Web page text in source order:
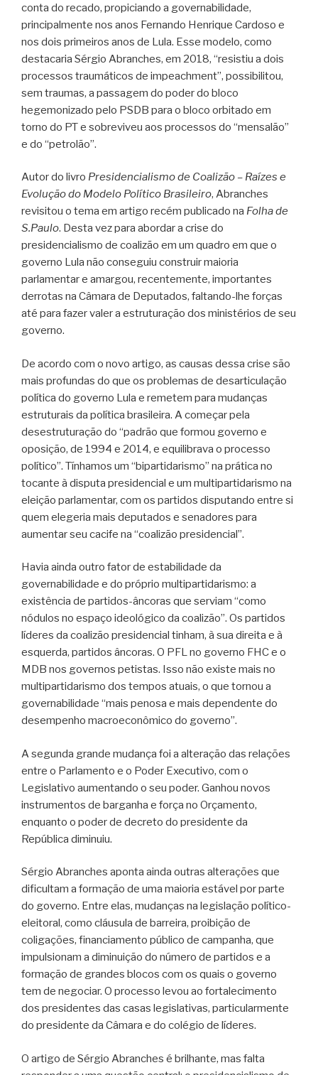
conta do recado, propiciando a governabilidade,
principalmente nos anos Fernando Henrique Cardoso e
nos dois primeiros anos de Lula. Esse modelo, como
destacaria Sérgio Abranches, em 2018, “resistiu a dois
processos traumáticos de impeachment”, possibilitou,
sem traumas, a passagem do poder do bloco
hegemonizado pelo PSDB para o bloco orbitado em
torno do PT e sobreviveu aos processos do “mensalão”
e do “petrolão”.
Autor do livro Presidencialismo de Coalizão – Raízes e
Evolução do Modelo Político Brasileiro, Abranches
revisitou o tema em artigo recém publicado na Folha de
S.Paulo. Desta vez para abordar a crise do
presidencialismo de coalizão em um quadro em que o
governo Lula não conseguiu construir maioria
parlamentar e amargou, recentemente, importantes
derrotas na Câmara de Deputados, faltando-lhe forças
até para fazer valer a estruturação dos ministérios de seu
governo.
De acordo com o novo artigo, as causas dessa crise são
mais profundas do que os problemas de desarticulação
política do governo Lula e remetem para mudanças
estruturais da política brasileira. A começar pela
desestruturação do “padrão que formou governo e
oposição, de 1994 e 2014, e equilibrava o processo
político”. Tínhamos um “bipartidarismo” na prática no
tocante à disputa presidencial e um multipartidarismo na
eleição parlamentar, com os partidos disputando entre si
quem elegeria mais deputados e senadores para
aumentar seu cacife na “coalizão presidencial”.
Havia ainda outro fator de estabilidade da
governabilidade e do próprio multipartidarismo: a
existência de partidos-âncoras que serviam “como
nódulos no espaço ideológico da coalizão”. Os partidos
líderes da coalizão presidencial tinham, à sua direita e à
esquerda, partidos âncoras. O PFL no governo FHC e o
MDB nos governos petistas. Isso não existe mais no
multipartidarismo dos tempos atuais, o que tornou a
governabilidade “mais penosa e mais dependente do
desempenho macroeconômico do governo”.
A segunda grande mudança foi a alteração das relações
entre o Parlamento e o Poder Executivo, com o
Legislativo aumentando o seu poder. Ganhou novos
instrumentos de barganha e força no Orçamento,
enquanto o poder de decreto do presidente da
República diminuiu.
Sérgio Abranches aponta ainda outras alterações que
dificultam a formação de uma maioria estável por parte
do governo. Entre elas, mudanças na legislação político-
eleitoral, como cláusula de barreira, proibição de
coligações, financiamento público de campanha, que
impulsionam a diminuição do número de partidos e a
formação de grandes blocos com os quais o governo
tem de negociar. O processo levou ao fortalecimento
dos presidentes das casas legislativas, particularmente
do presidente da Câmara e do colégio de líderes.
O artigo de Sérgio Abranches é brilhante, mas falta